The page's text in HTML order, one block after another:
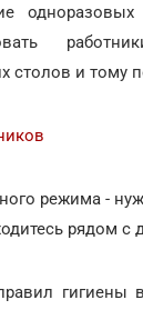
столов и тому
режима -
рядом с